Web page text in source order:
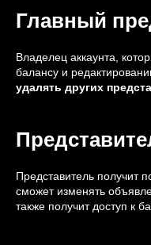
Главный
Владелец аккаунта,
балансу и
удалять других
Представитель получит
сможет изменять
также получит доступ к